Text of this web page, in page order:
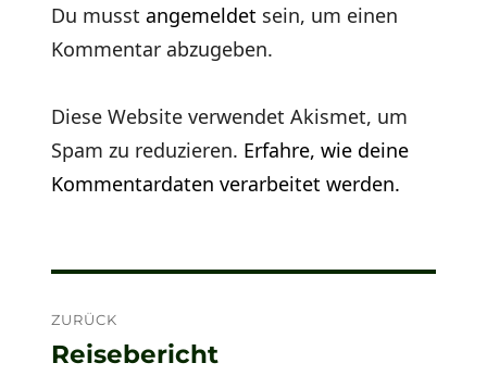
Du musstangemeldet sein, um einen
Kommentar abzugeben.
Diese Website verwendet Akismet, um
Spam zu reduzieren. Erfahre, wie deine
Kommentardaten verarbeitet werden.
ZURÜCK
Vorheriger
Reisebericht